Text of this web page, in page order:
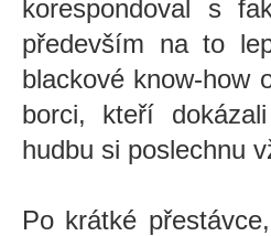
korespondoval s
především na to
blackové know-how
borci, kteří
hudbu si poslechnu
Po krátké